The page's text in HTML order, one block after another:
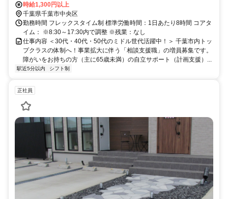
駅近5分以内！
時給1,300円以上
千葉県千葉市中央区
勤務時間 フレックスタイム制 標準労働時間：1日あたり8時間 コアタ
イム： ※8:30～17:30内で調整 ※残業：なし
仕事内容 ＜30代・40代・50代のミドル世代活躍中！＞ 千葉市内トッ
プクラスの体制へ！事業拡大に伴う「相談支援職」の増員募集です。
障がいをお持ちの方（主に65歳未満）の自立サポート（計画支援）...
駅近5分以内 シフト制
正社員